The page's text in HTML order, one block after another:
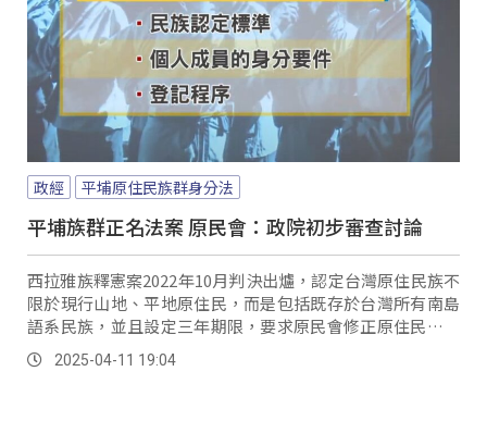
政經 平埔原住民族群身分法
平埔族群正名法案 原民會：政院初步審查討論
西拉雅族釋憲案2022年10月判決出爐，認定台灣原住民族不
限於現行山地、平地原住民，而是包括既存於台灣所有南島
語系民族，並且設定三年期限，要求原民會修正原住民身分
法或另訂專法；時光飛逝，三年期限已到，有立委指出時間
急迫，因為六月立法院開始休會，直到九月才開議，不只離
2025-04-11 19:04